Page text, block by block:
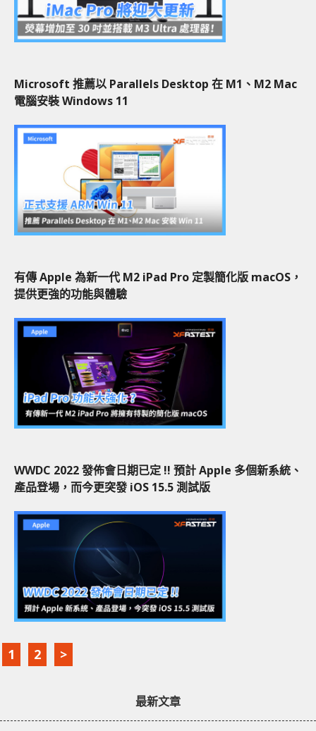
Microsoft 推薦以 Parallels Desktop 在 M1、M2 Mac
電腦安裝 Windows 11
有傳 Apple 為新一代 M2 iPad Pro 定製簡化版 macOS，
提供更強的功能與體驗
WWDC 2022 發佈會日期已定 !! 預計 Apple 多個新系統、
產品登場，而今更突發 iOS 15.5 測試版
1 2 >
最新文章